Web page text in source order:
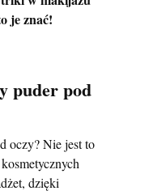
je znać!
puder pod
oczy? Nie jest to
dzięki